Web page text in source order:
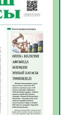
58
56
57